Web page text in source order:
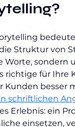
Struktur von
sondern
richtige für Ihre
Kunden besser
schriftlichen
Erlebnis: ein
einsetzen,